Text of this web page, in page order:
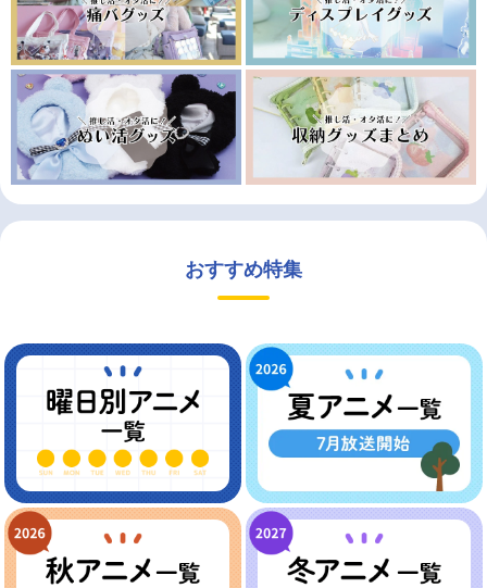
おすすめ特集